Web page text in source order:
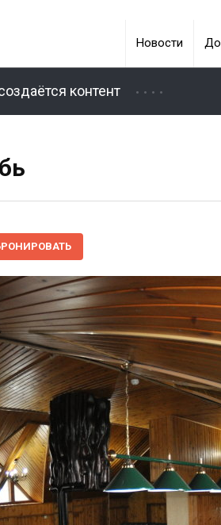
Новости
контент